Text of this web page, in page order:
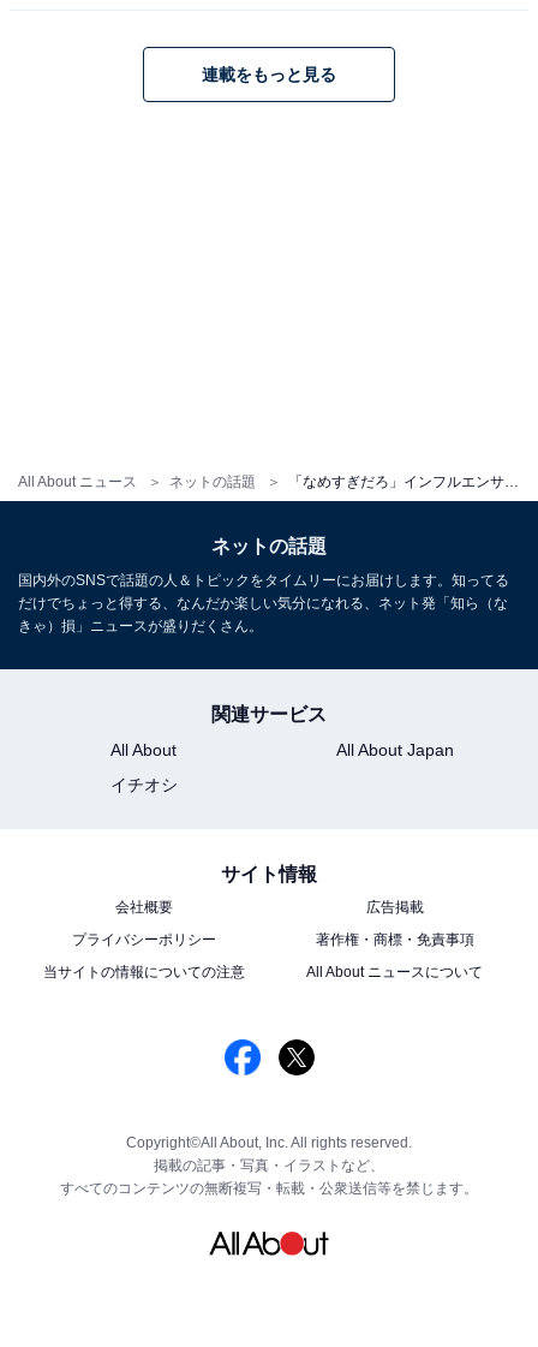
All About ニュース ネットの話題
連載をもっと見る
ネットの話題
国内外のSNSで話題の人＆トピックをタイムリーにお届けします。知ってる
だけでちょっと得する、なんだか楽しい気分になれる、ネット発「知ら（な
きゃ）損」ニュースが盛りだくさん。
関連サービス
All About
All About Japan
イチオシ
サイト情報
会社概要
広告掲載
プライバシーポリシー
著作権・商標・免責事項
当サイトの情報についての注意
All About ニュースについて
Copyright©All About, Inc. All rights reserved.
掲載の記事・写真・イラストなど、
すべてのコンテンツの無断複写・転載・公衆送信等を禁じます。